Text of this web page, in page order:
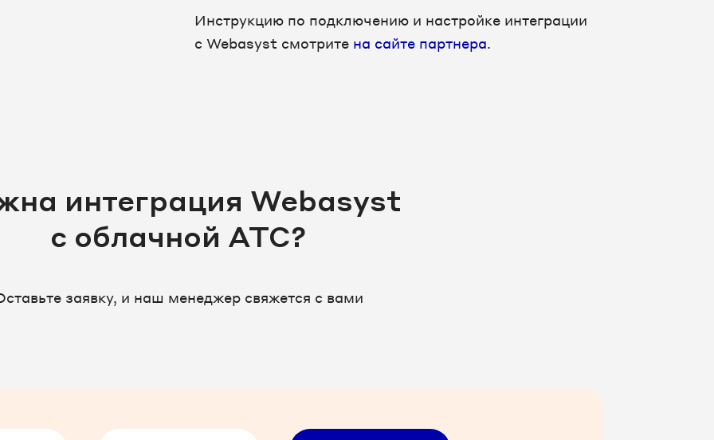
Инструкцию по подключению и настройке интеграции
с Webasyst смотрите на сайте партнера.
интеграция Webasyst
с облачной АТС?
заявку, и наш менеджер свяжется с вами